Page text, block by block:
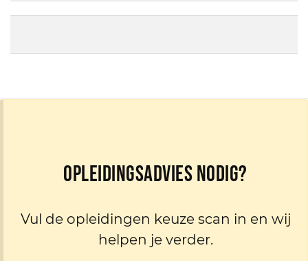
Opleidingsadvies nodig?
Vul de opleidingen keuze scan in en wij
helpen je verder.